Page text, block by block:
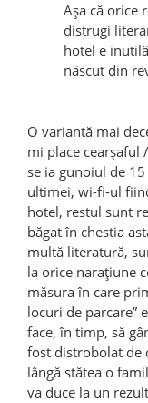
Așa că orice
distrugi
hotel e
născut din
O variantă mai
mi place cearșaful
se ia gunoiul de
ultimei, wi-fi-ul
hotel, restul sunt
băgat în chestia
multă literatură,
la orice narațiune
măsura în care
locuri de parcare”
face, în timp, să
fost distrobolat de
lângă stătea o
va duce la un